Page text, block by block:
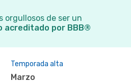
orgullosos de ser un
acreditado por BBB®
Temporada alta
marzo